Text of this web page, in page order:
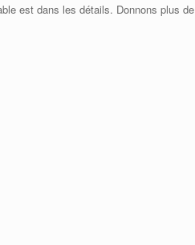
est dans les détails. Donnons plus de